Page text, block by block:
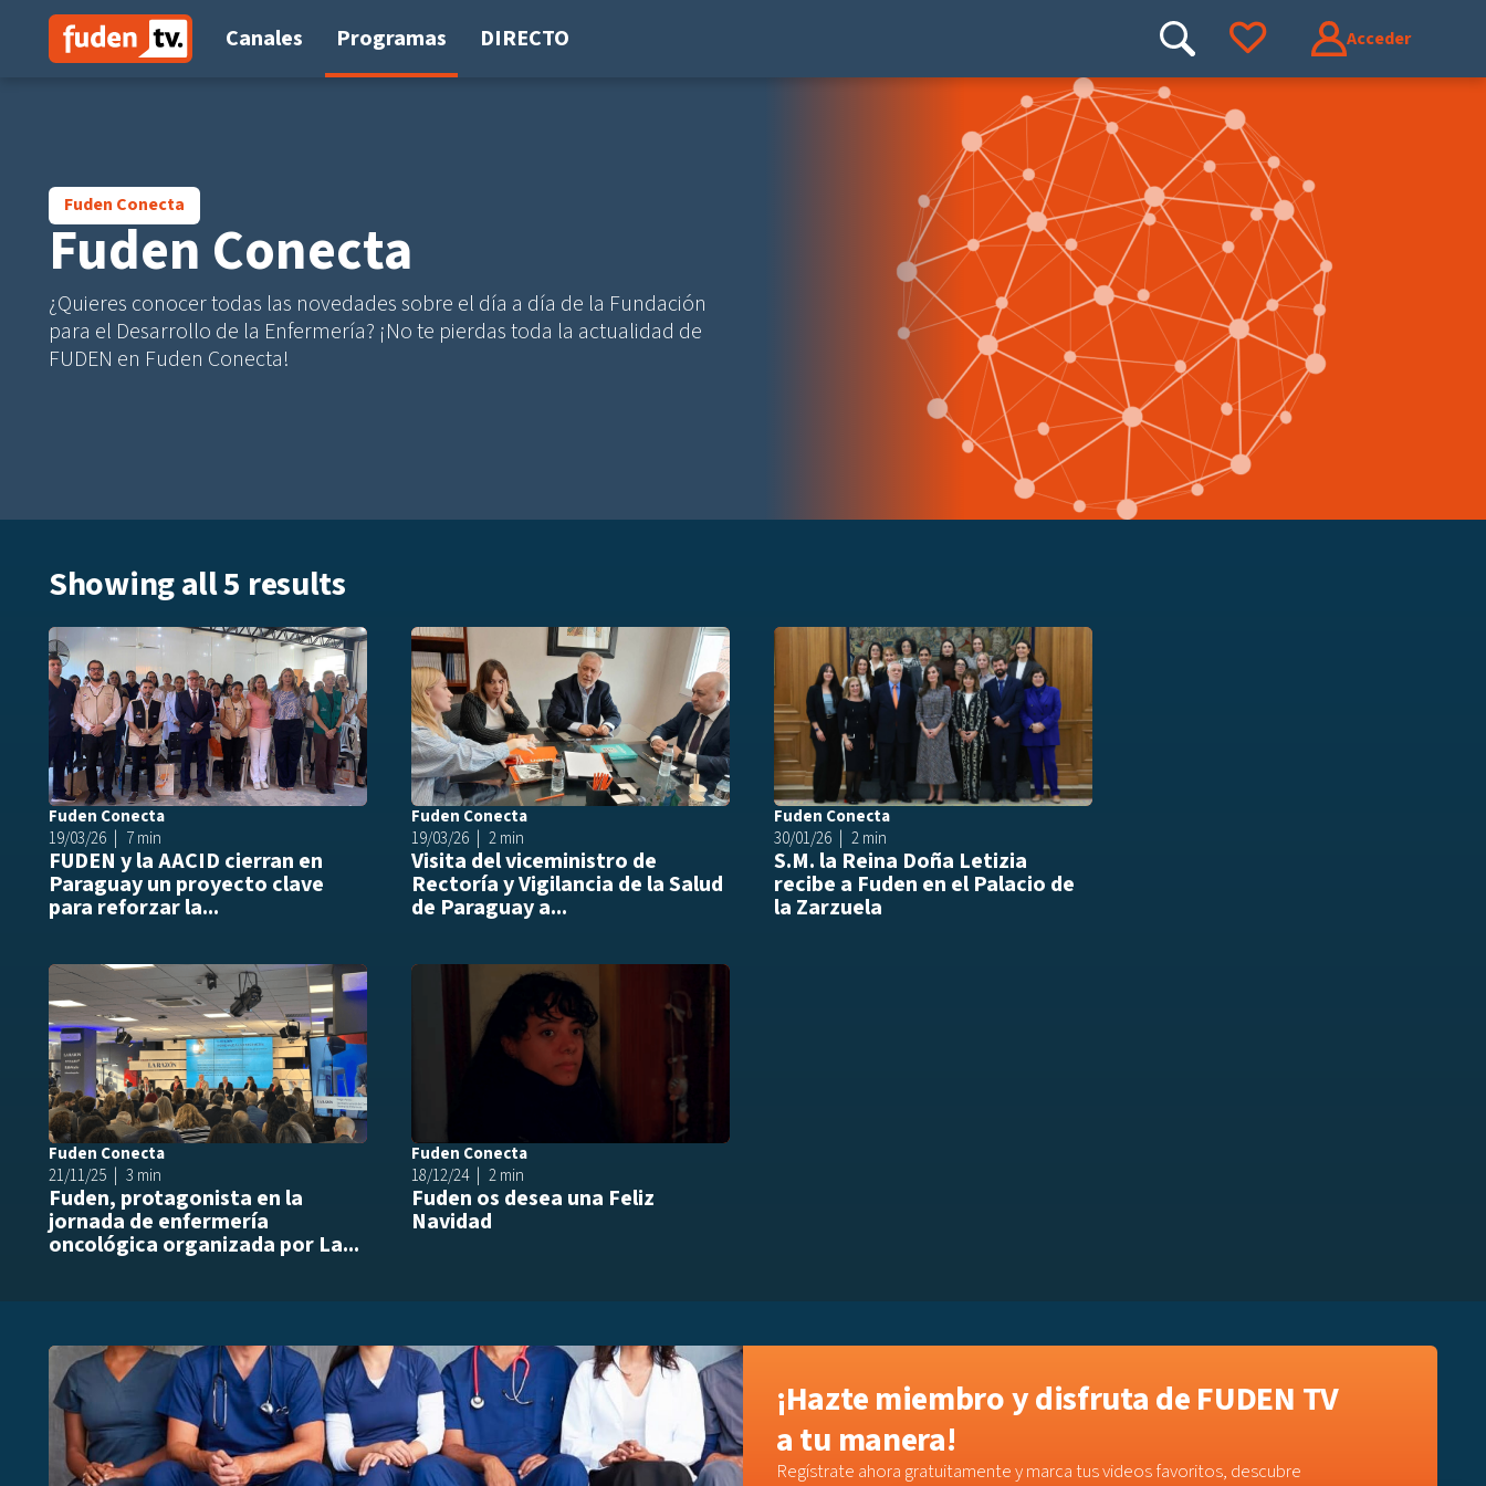
contenido
Canales Programas DIRECTO Buscar Ir a tus favoritosAcceder
Buscar
Fuden Conecta
Fuden Conecta
¿Quieres conocer todas las novedades sobre el día a día de la Fundación
para el Desarrollo de la Enfermería? ¡No te pierdas toda la actualidad de
FUDEN en Fuden Conecta!
Showing all 5 results
Añadir a playlist
Fuden Conecta
19/03/26
7 min
FUDEN y la AACID cierran en
Paraguay un proyecto clave
para reforzar la...
Añadir a playlist
Fuden Conecta
19/03/26
2 min
Visita del viceministro de
Rectoría y Vigilancia de la Salud
de Paraguay a...
Fuden Conecta
30/01/26
2 min
S.M. la Reina Doña Letizia
recibe a Fuden en el Palacio de
la Zarzuela
Añadir a playlist
Fuden Conecta
21/11/25
3 min
Fuden, protagonista en la
jornada de enfermería
oncológica organizada por La...
Fuden Conecta
18/12/24
2 min
Fuden os desea una Feliz
Navidad
¡Hazte miembro y disfruta de FUDEN TV
a tu manera!
Regístrate ahora gratuitamente y marca tus videos favoritos, descubre